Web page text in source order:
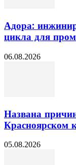
Адора:
цикла для
06.08.2026
Названа
Красноярском
05.08.2026